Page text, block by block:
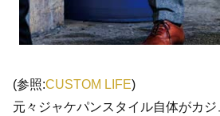
(参照:CUSTOM LIFE)
元々ジャケパンスタイル自体がカ